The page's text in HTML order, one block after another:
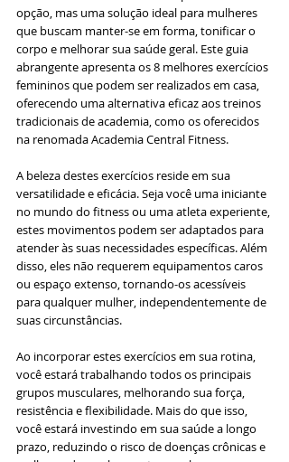
opção, mas uma solução ideal para mulheres
que buscam manter-se em forma, tonificar o
corpo e melhorar sua saúde geral. Este guia
abrangente apresenta os 8 melhores exercícios
femininos que podem ser realizados em casa,
oferecendo uma alternativa eficaz aos treinos
tradicionais de academia, como os oferecidos
na renomada Academia Central Fitness.
A beleza destes exercícios reside em sua
versatilidade e eficácia. Seja você uma iniciante
no mundo do fitness ou uma atleta experiente,
estes movimentos podem ser adaptados para
atender às suas necessidades específicas. Além
disso, eles não requerem equipamentos caros
ou espaço extenso, tornando-os acessíveis
para qualquer mulher, independentemente de
suas circunstâncias.
Ao incorporar estes exercícios em sua rotina,
você estará trabalhando todos os principais
grupos musculares, melhorando sua força,
resistência e flexibilidade. Mais do que isso,
você estará investindo em sua saúde a longo
prazo, reduzindo o risco de doenças crônicas e